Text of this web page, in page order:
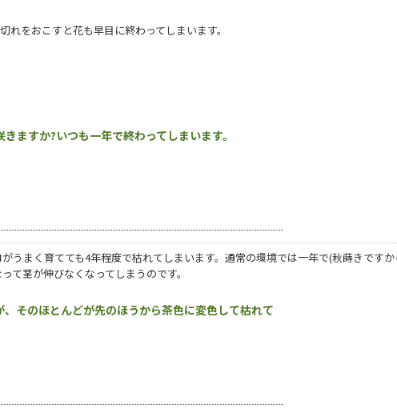
をおこすと花も早目に終わってしまいます。
ますか?いつも一年で終わってしまいます。
うまく育てても4年程度で枯れてしまいます。通常の環境では一年で(秋蒔きです
て茎が伸びなくなってしまうのです。
そのほとんどが先のほうから茶色に変色して枯れて